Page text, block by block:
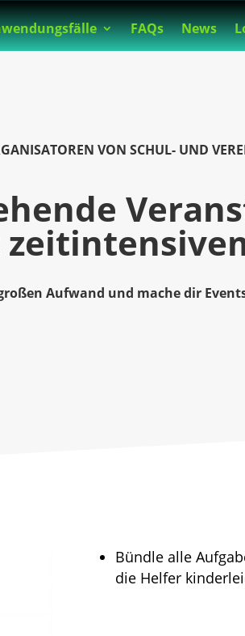
FAQs News
VON SCHUL- UND
Aufwand und mache dir
Bündle alle
die Helfer